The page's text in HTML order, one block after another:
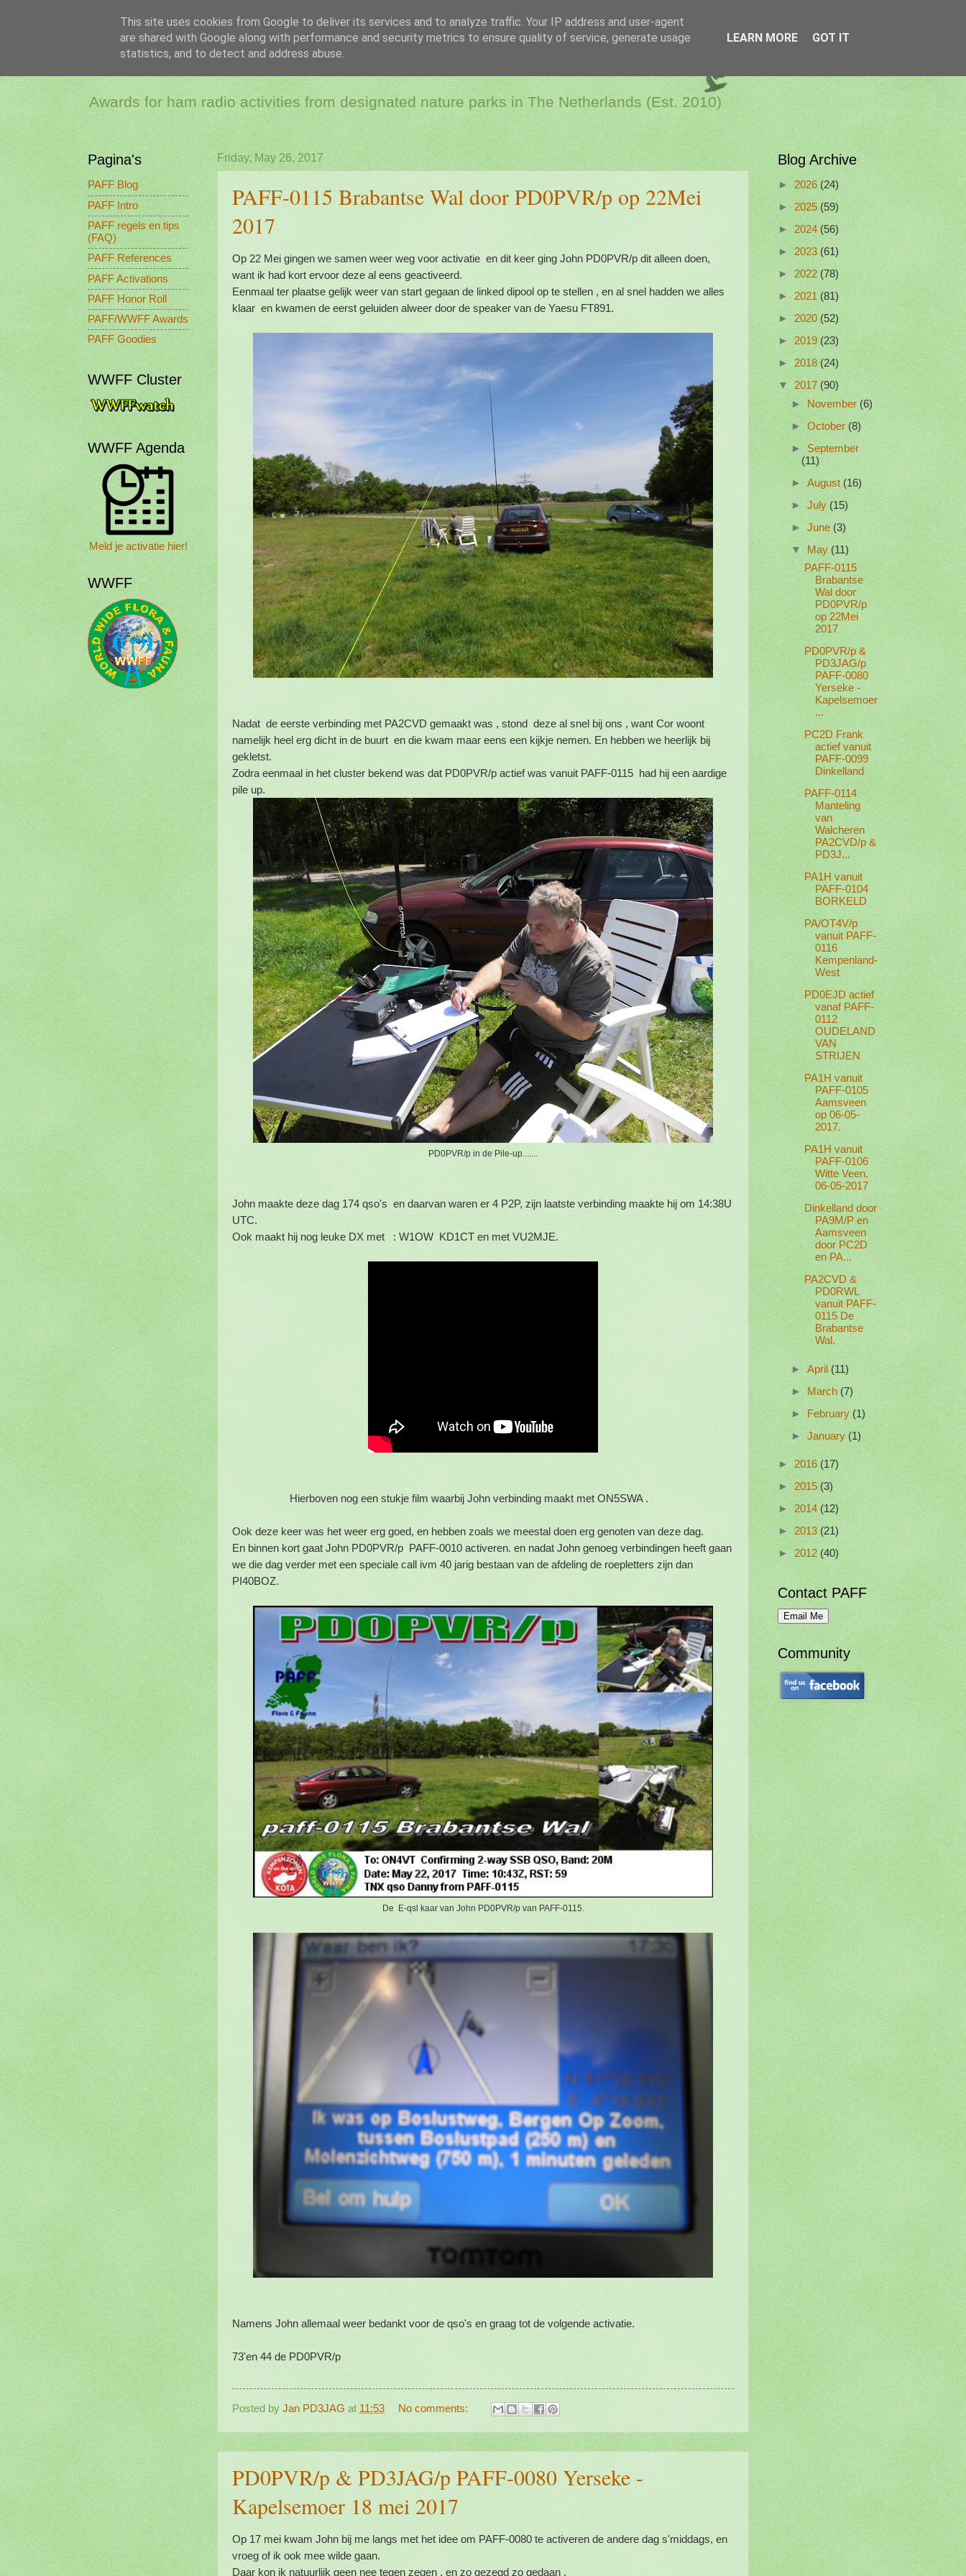
PAFF - Ham Radio & Flora and Fauna Netherlands
Awards for ham radio activities from designated nature parks in The Netherlands (Est. 2010)
Friday, May 26, 2017
PAFF-0115 Brabantse Wal door PD0PVR/p op 22Mei
2017
Op 22 Mei gingen we samen weer weg voor activatie en dit keer ging John PD0PVR/p dit alleen doen,
want ik had kort ervoor deze al eens geactiveerd.
Eenmaal ter plaatse gelijk weer van start gegaan de linked dipool op te stellen , en al snel hadden we alles
klaar en kwamen de eerst geluiden alweer door de speaker van de Yaesu FT891.
Nadat de eerste verbinding met PA2CVD gemaakt was , stond deze al snel bij ons , want Cor woont
namelijk heel erg dicht in de buurt en die kwam maar eens een kijkje nemen. En hebben we heerlijk bij
gekletst.
Zodra eenmaal in het cluster bekend was dat PD0PVR/p actief was vanuit PAFF-0115 had hij een aardige
pile up.
PD0PVR/p in de Pile-up.......
John maakte deze dag 174 qso's en daarvan waren er 4 P2P, zijn laatste verbinding maakte hij om 14:38U
UTC.
Ook maakt hij nog leuke DX met : W1OW KD1CT en met VU2MJE.
Hierboven nog een stukje film waarbij John verbinding maakt met ON5SWA .
Ook deze keer was het weer erg goed, en hebben zoals we meestal doen erg genoten van deze dag.
En binnen kort gaat John PD0PVR/p PAFF-0010 activeren. en nadat John genoeg verbindingen heeft gaan
we die dag verder met een speciale call ivm 40 jarig bestaan van de afdeling de roepletters zijn dan
PI40BOZ.
De E-qsl kaar van John PD0PVR/p van PAFF-0115.
Namens John allemaal weer bedankt voor de qso's en graag tot de volgende activatie.
73'en 44 de PD0PVR/p
Posted by Jan PD3JAG at 11:53 No comments:
PD0PVR/p & PD3JAG/p PAFF-0080 Yerseke -
Kapelsemoer 18 mei 2017
Op 17 mei kwam John bij me langs met het idee om PAFF-0080 te activeren de andere dag s'middags, en
vroeg of ik ook mee wilde gaan.
Daar kon ik natuurlijk geen nee tegen zegen , en zo gezegd zo gedaan .
Pagina's
PAFF Blog
PAFF Intro
PAFF regels en tips
(FAQ)
PAFF References
PAFF Activations
PAFF Honor Roll
PAFF/WWFF Awards
PAFF Goodies
WWFF Cluster
WWFF Agenda
Meld je activatie hier!
WWFF
Blog Archive
► 2026 (24)
► 2025 (59)
► 2024 (56)
► 2023 (61)
► 2022 (78)
► 2021 (81)
► 2020 (52)
► 2019 (23)
► 2018 (24)
▼ 2017 (90)
►
November (6)
► October (8)
► September
(11)
► August (16)
► July (15)
► June (3)
▼ May (11)
PAFF-0115
Brabantse
Wal door
PD0PVR/p
op 22Mei
2017
PD0PVR/p &
PD3JAG/p
PAFF-0080
Yerseke -
Kapelsemoer
...
PC2D Frank
actief vanuit
PAFF-0099
Dinkelland
PAFF-0114
Manteling
van
Walcheren
PA2CVD/p &
PD3J...
PA1H vanuit
PAFF-0104
BORKELD
PA/OT4V/p
vanuit PAFF-
0116
Kempenland-
West
PD0EJD actief
vanaf PAFF-
0112
OUDELAND
VAN
STRIJEN
PA1H vanuit
PAFF-0105
Aamsveen
op 06-05-
2017.
PA1H vanuit
PAFF-0106
Witte Veen.
06-05-2017
Dinkelland door
PA9M/P en
Aamsveen
door PC2D
en PA...
PA2CVD &
PD0RWL
vanuit PAFF-
0115 De
Brabantse
Wal.
► April (11)
►
March (7)
► February (1)
► January (1)
► 2016 (17)
► 2015 (3)
► 2014 (12)
► 2013 (21)
► 2012 (40)
Contact PAFF
Community
This site uses cookies from Google to deliver its services and to analyze traffic. Your IP address and user-agent
are shared with Google along with performance and security metrics to ensure quality of service, generate usage
statistics, and to detect and address abuse.
LEARN MORE GOT IT